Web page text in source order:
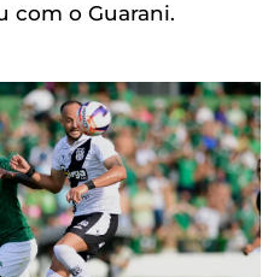
com o Guarani.